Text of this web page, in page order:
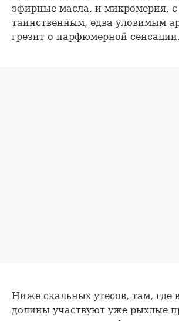
эфирные масла, и микромерия, с
таинственным, едва уловимым
грезит о парфюмерной сенсации.
Ниже скальных утесов, там, где
долины участвуют уже рыхлые